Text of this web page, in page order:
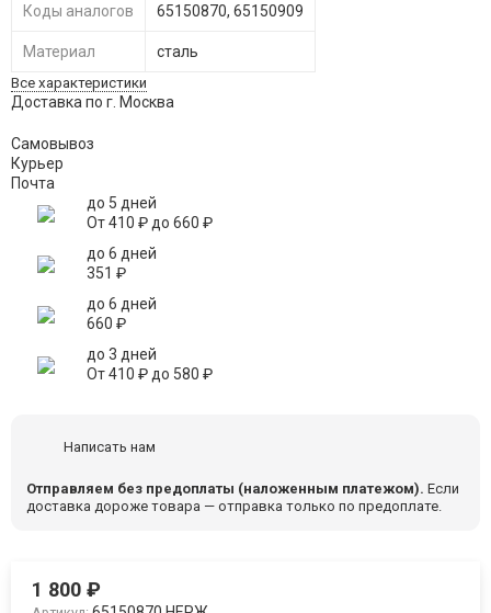
Коды аналогов 65150870, 65150909
Материал сталь
Все характеристики
Доставка по г. Москва
Самовывоз
Курьер
Почта
до 5 дней
От 410 ₽ до 660 ₽
до 6 дней
351 ₽
до 6 дней
660 ₽
до 3 дней
От 410 ₽ до 580 ₽
Написать нам
Отправляем без предоплаты (наложенным платежом). Если
доставка дороже товара — отправка только по предоплате.
1 800₽